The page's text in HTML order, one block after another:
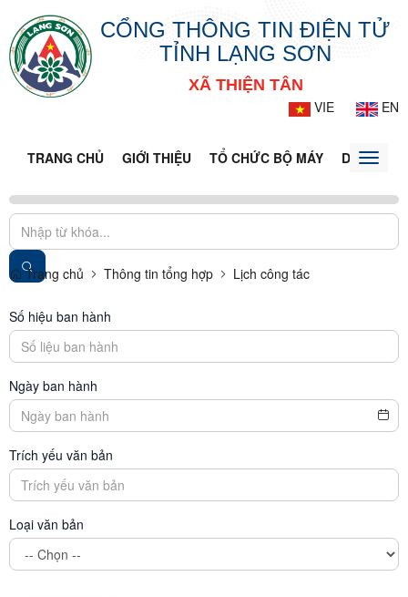
CỔNG THÔNG TIN ĐIỆN TỬ
TỈNH LẠNG SƠN
XÃ THIỆN TÂN
VIE
EN
TRANG CHỦ GIỚI THIỆU TỔ CHỨC BỘ MÁY DOANH
Toggle
Trang chủ Thông tin tổng hợp Lịch công tác
Số hiệu ban hành
Ngày ban hành
Trích yếu văn bản
Loại văn bản